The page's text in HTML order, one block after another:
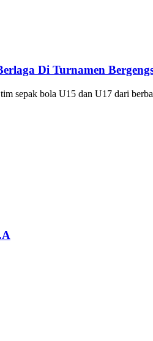
Di Turnamen
sepak bola U15 dan U17 dari